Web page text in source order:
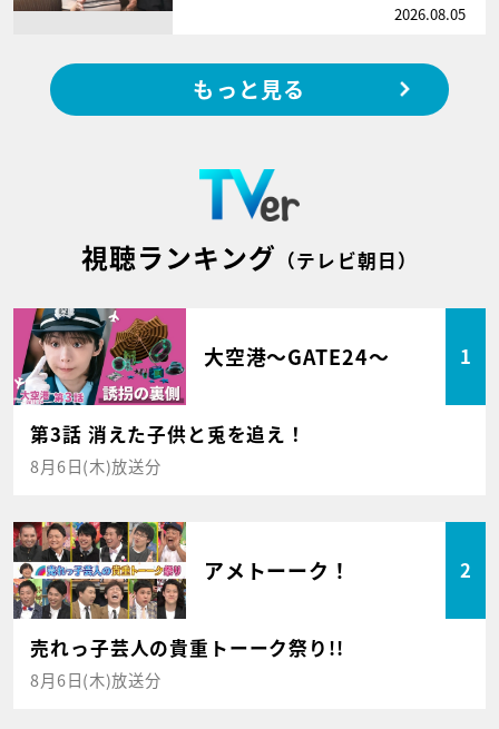
2026.08.05
もっと見る
視聴ランキング （テレビ朝日）
大空港～GATE24～ 1
第3話 消えた子供と兎を追え！
8月6日(木)放送分
アメトーーク！ 2
売れっ子芸人の貴重トーーク祭り!!
8月6日(木)放送分